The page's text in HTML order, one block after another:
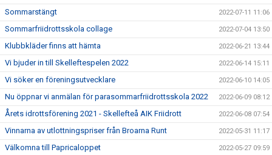
Sommarstängt 2022-07-11 11:06
Sommarfriidrottsskola collage 2022-07-04 13:50
Klubbkläder finns att hämta 2022-06-21 13:44
Vi bjuder in till Skelleftespelen 2022 2022-06-14 15:11
Vi söker en föreningsutvecklare 2022-06-10 14:05
Nu öppnar vi anmälan för parasommarfriidrottsskola 2022 2022-06-09 08:12
Årets idrottsförening 2021 - Skellefteå AIK Friidrott 2022-06-08 07:54
Vinnarna av utlottningspriser från Broarna Runt 2022-05-31 11:17
Välkomna till Papricaloppet 2022-05-27 09:59